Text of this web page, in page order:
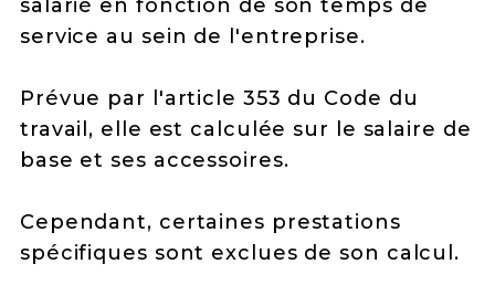
salarié en fonction de son temps de
service au sein de l'entreprise.
Prévue par l'article 353 du Code du
travail, elle est calculée sur le salaire de
base et ses accessoires.
Cependant, certaines prestations
spécifiques sont exclues de son calcul.